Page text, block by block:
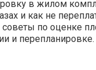
в жилом
и как не
по оценке
и перепланировке.